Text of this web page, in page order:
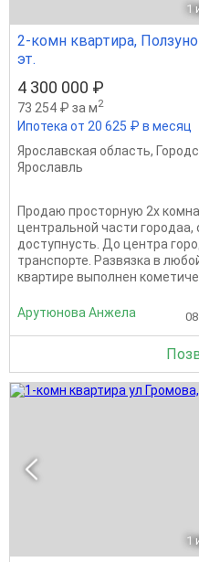
1
2-комн квартира,
эт.
4 300 000 ₽
73 254 ₽ за м2
Ипотека от 20 625 ₽ в месяц
Ярославская область,
Ярославль
Продаю просторную 2х
центральной части городаа,
доступнусть. До центра
транспорте. Развязка в
квартире выполнен
Арутюнова Анжела
1